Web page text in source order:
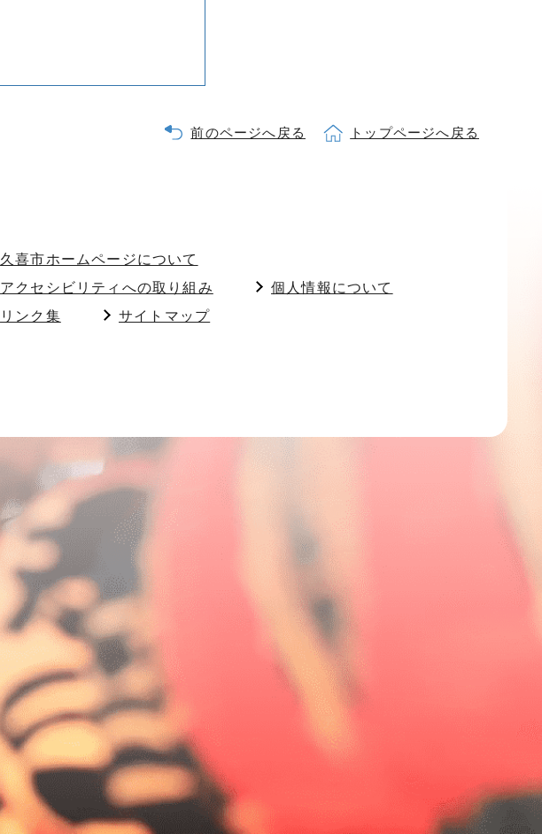
前のページへ戻る トップページへ戻る
久喜市ホームページについて
アクセシビリティへの取り組み
個人情報について
リンク集
サイトマップ